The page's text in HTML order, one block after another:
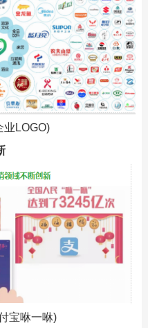
业LOGO)
宝咻一咻)